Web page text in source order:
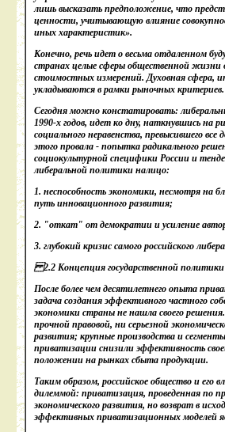
лишь высказать предположение, что
ценности, учитывающую влияние
иных характеристик».
Конечно, речь идет о весьма отдаленном
странах целые сферы общественной
стоимостных измерений. Духовная сфера,
укладываются в рамки рыночных критериев.
Сегодня можно констатировать:
1990-х годов, идет ко дну, наткнувшись на
социального неравенства, превысившего
этого провала - попытка радикального
социокультурной специфики России и
либеральной политики налицо:
1. неспособность экономики, несмотря на
путь инновационного развития;
2. "откат" от демократии и усиление
3. глубокий кризис самого российского
2.2 Концепция государственной
После более чем десятилетнего опыта
задача создания эффективного частного
экономики страны не нашла своего
прочной правовой, ни серьезной
развития; крупные производства и
приватизации снизили эффективность
положении на рынках сбыта продукции.
Таким образом, российское общество и его
дилеммой: приватизация, проведенная по
экономического развития, но возврат в
эффективных приватизационных моделей